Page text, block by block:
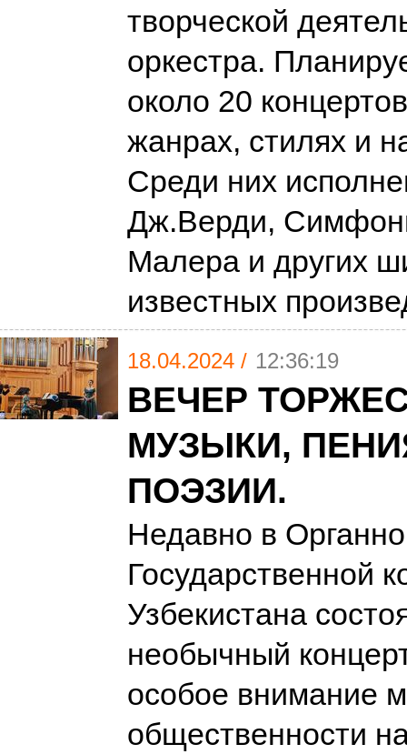
творческой
оркестра.
около 20
жанрах, стилях и
Среди них
Дж.Верди,
Малера и других
известных
18.04.2024 / 12:36:19
ВЕЧЕР
МУЗЫКИ,
ПОЭЗИИ.
Недавно в
Государственной
Узбекистана
необычный
особое внимание
общественности